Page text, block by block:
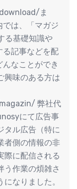
ま
は、「マガジ
る基礎知識や
記事などを配
なことができ
興味のある方は
弊社代
にて広告事
タル広告（特に
者側の情報の非
際に配信される
う作業の煩雑さ
なりました。